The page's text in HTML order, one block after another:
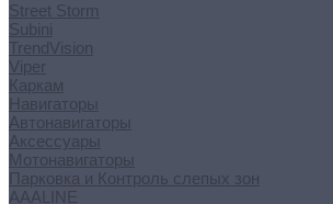
Street Storm
Subini
TrendVision
Viper
Каркам
Навигаторы
Автонавигаторы
Аксессуары
Мотонавигаторы
Парковка и Контроль слепых зон
AAALINE